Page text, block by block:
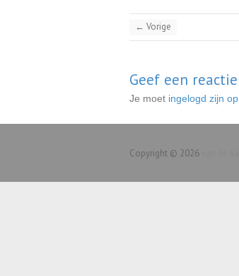
← Vorige
Geef een reactie
Je moet ingelogd zijn op
Copyright © 2026